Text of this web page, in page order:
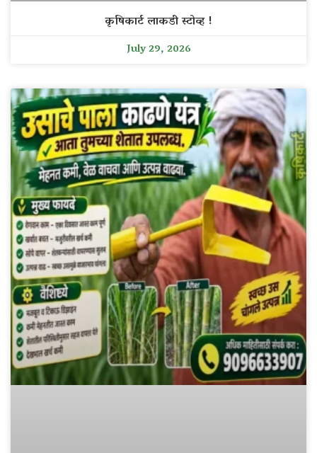
कृषिकार्ट लाकडी स्टोव्ह !
July 29, 2026